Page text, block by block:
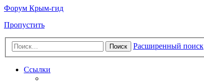
Форум Крым-гид
Пропустить
Поиск Расширенный поиск
Ссылки